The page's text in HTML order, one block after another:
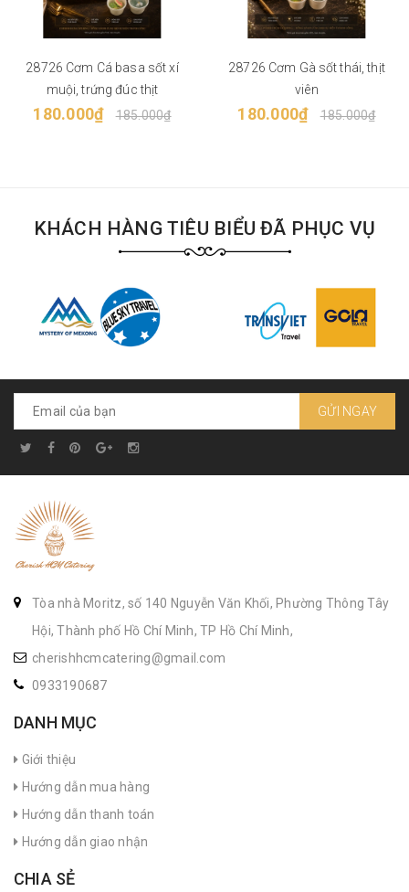
28726 Cơm Cá basa sốt xí
muội, trứng đúc thịt
180.000₫ 185.000₫
28726 Cơm Gà sốt thái, thịt
viên
180.000₫ 185.000₫
KHÁCH HÀNG TIÊU BIỂU ĐÃ PHỤC VỤ
GỬI NGAY
Tòa nhà Moritz, số 140 Nguyễn Văn Khối, Phường Thông Tây
Hội, Thành phố Hồ Chí Minh, TP Hồ Chí Minh,
cherishhcmcatering@gmail.com
0933190687
DANH MỤC
Giới thiệu
Hướng dẫn mua hàng
Hướng dẫn thanh toán
Hướng dẫn giao nhận
CHIA SẺ